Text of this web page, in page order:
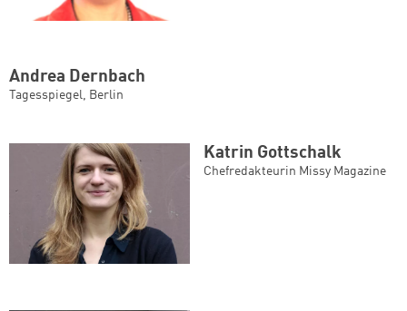
Andrea Dernbach
Tagesspiegel, Berlin
Katrin Gottschalk
Chefredakteurin Missy Magazine